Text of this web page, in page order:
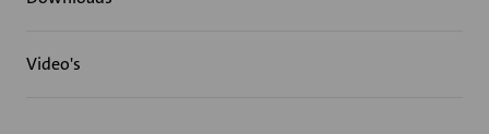
Video's